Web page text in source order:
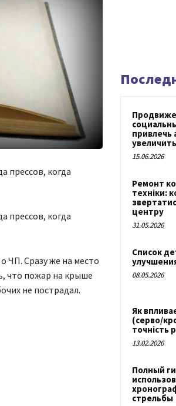
прессов, когда
прессов, когда
ЧП. Сразу же на место
что пожар на крыше
не пострадал.
привлечь
15.06.2026
Ремонт
техніки:
центру
31.05.2026
Список
08.05.2026
Як
(серво/
точність
13.02.2026
Полный
стрельбы